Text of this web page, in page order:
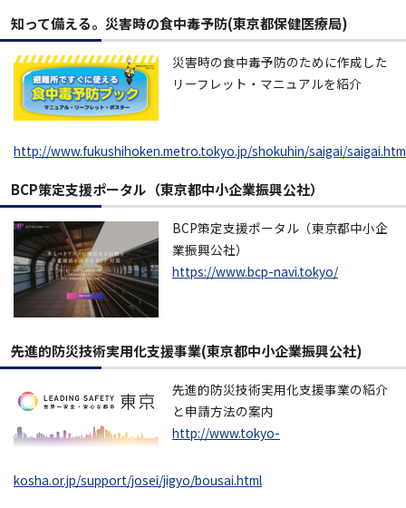
知って備える。災害時の食中毒予防(東京都保健医療局)
災害時の食中毒予防のために作成した
リーフレット・マニュアルを紹介
http://www.fukushihoken.metro.tokyo.jp/shokuhin/saigai/
BCP策定支援ポータル（東京都中小企業振興公社）
BCP策定支援ポータル（東京都中小企
業振興公社）
https://www.bcp-navi.tokyo/
先進的防災技術実用化支援事業(東京都中小企業振興公社)
先進的防災技術実用化支援事業の紹介
と申請方法の案内
http://www.tokyo-
kosha.or.jp/support/josei/jigyo/bousai.html